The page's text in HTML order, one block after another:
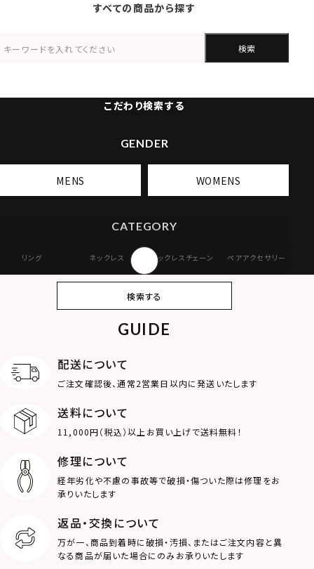
すべての商品から探す
検索
こだわり検索する
GENDER
MENS WOMENS
CATEGORY
リング ネックレス ネックレスチェーン ペアアクセサリー
オンラインストア
ギフトボックス
MOTIF
ダブルリング
ロゴ
クラウン
検索する
GUIDE
配送について
ご注文確認後、通常2営業日以内に発送いたします
送料について
11,000円（税込）以上お買い上げで送料無料！
修理について
経年劣化や不慮の事故等で破損・傷ついた際は修理をお
承りいたします
返品・交換について
万が一、商品到着時に破損・汚損、またはご注文内容と異
なる商品が届いた場合にのみお承りいたします